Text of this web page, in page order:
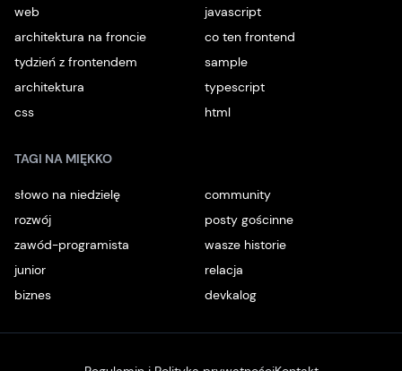
web
javascript
architektura na froncie
co ten frontend
tydzień z frontendem
sample
architektura
typescript
css
html
TAGI NA MIĘKKO
słowo na niedzielę
community
rozwój
posty gościnne
zawód-programista
wasze historie
junior
relacja
biznes
devkalog